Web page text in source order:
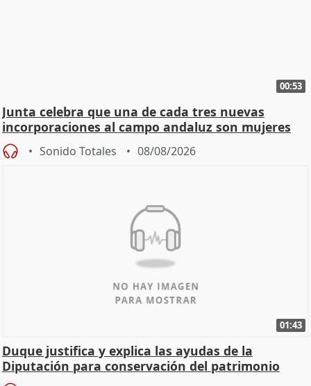
00:53
Junta celebra que una de cada tres nuevas
incorporaciones al campo andaluz son mujeres
jóvenes
Sonido Totales 08/08/2026
01:43
Duque justifica y explica las ayudas de la
Diputación para conservación del patrimonio